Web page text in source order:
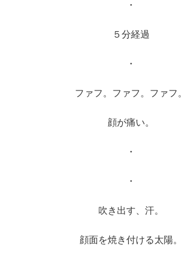
・
５分経過
・
ファフ。ファフ。ファフ。
顔が痛い。
・
・
吹き出す、汗。
顔面を焼き付ける太陽。